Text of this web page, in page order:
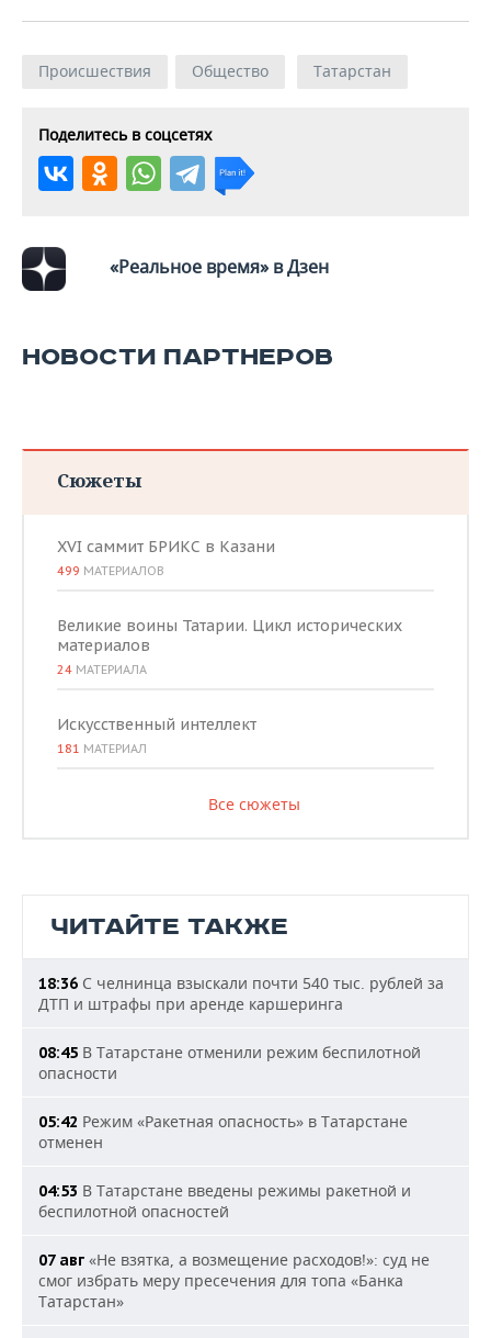
КИБЕРСПОРТ
ФИГУРНОЕ КАТАНИЕ
ВОДНЫЕ ВИДЫ СПОРТА
КУЛЬТУРА
МЕДИЦИНА
ОБРАЗОВАНИЕ
СПИСОК КОМПАНИЙ
Происшествия Общество Татарстан
Поделитесь в соцсетях
«Реальное время» в Дзен
НОВОСТИ ПАРТНЕРОВ
Сюжеты
XVI саммит БРИКС в Казани
499 МАТЕРИАЛОВ
Великие воины Татарии. Цикл исторических
материалов
24 МАТЕРИАЛА
Искусственный интеллект
181 МАТЕРИАЛ
Все сюжеты
ЧИТАЙТЕ ТАКЖЕ
18:36 С челнинца взыскали почти 540 тыс. рублей за
ДТП и штрафы при аренде каршеринга
08:45 В Татарстане отменили режим беспилотной
опасности
05:42 Режим «Ракетная опасность» в Татарстане
отменен
04:53 В Татарстане введены режимы ракетной и
беспилотной опасностей
07 авг «Не взятка, а возмещение расходов!»: суд не
смог избрать меру пресечения для топа «Банка
Татарстан»